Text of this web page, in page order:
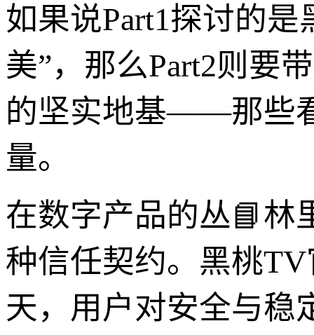
如果说Part1探讨的
美”，那么Part2则要
的坚实地基——那些
量。
在数字产品的丛📘林
种信任契约。黑桃
天，用户对安全与稳